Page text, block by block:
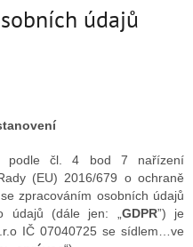
údajů
podle čl. 4 bod 7 nařízení
(EU) 2016/679 o ochraně
zpracováním osobních údajů
údajů (dále jen: „ GDPR”) je
IČ 07040725 se sídlem…ve